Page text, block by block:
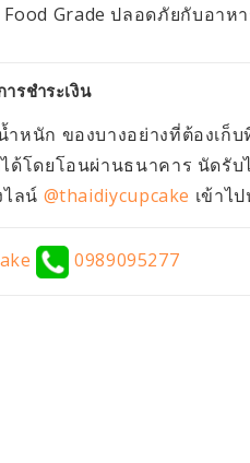
Grade ปลอดภัยกับอาห
รชำระเงิน
หนัก ของบางอย่างที่ต้องเก็
ด้โดยโอนผ่านธนาคาร นัดรับ
ลน์ @thaidiycupcake เข้าไ
0989095277